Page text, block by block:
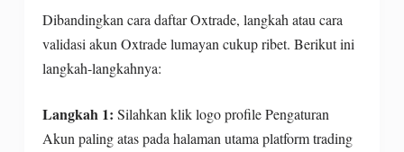
Dibandingkan cara daftar Oxtrade, langkah atau cara
validasi akun Oxtrade lumayan cukup ribet. Berikut ini
langkah-langkahnya:
Langkah 1: Silahkan klik logo profile Pengaturan
Akun paling atas pada halaman utama platform trading